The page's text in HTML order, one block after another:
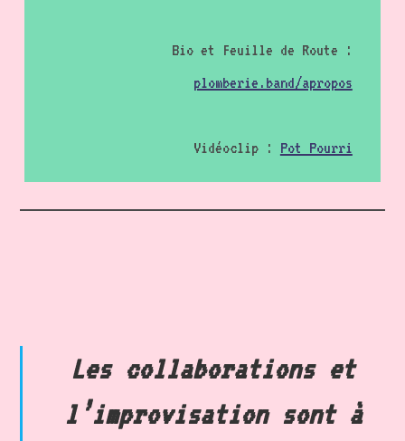
Bio et Feuille de Route :
plomberie.band/apropos
Vidéoclip : Pot Pourri
Les collaborations et
l’improvisation sont à